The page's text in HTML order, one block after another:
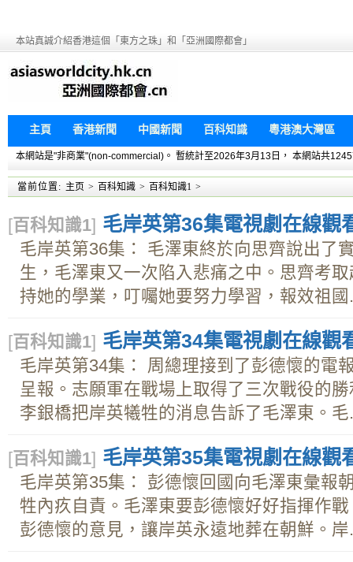
本站真誠介紹香港這個「東方之珠」和「亞洲國際都會」
主頁 香港新聞 中國新聞 百科知識 粵港澳大灣區
本網站是"非商業"(non-commercial)。 暫統計至2026年3月13日， 本網站共
當前位置: 主页 > 百科知識 > 百科知識1 >
[百科知識1] 毛岸英第36集電視劇在線觀
毛岸英第36集： 毛澤東終於向思齊說出了
生，毛澤東又一次陷入悲痛之中。思齊考
持她的學業，叮囑她要努力學習，報效祖國
[百科知識1] 毛岸英第34集電視劇在線觀
毛岸英第34集： 周總理接到了彭德懷的電
呈報。志願軍在戰場上取得了三次戰役的
李銀橋把岸英犧牲的消息告訴了毛澤東。毛
[百科知識1] 毛岸英第35集電視劇在線觀
毛岸英第35集： 彭德懷回國向毛澤東彙報
牲內疚自責。毛澤東要彭德懷好好指揮作
彭德懷的意見，讓岸英永遠地葬在朝鮮。岸